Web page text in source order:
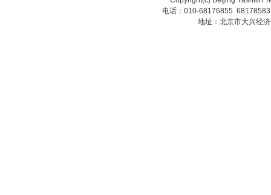
电话：010-68176855
地址：北京市大兴经